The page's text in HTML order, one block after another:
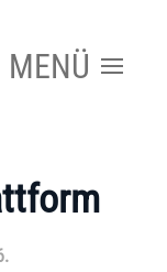
MENÜ
.